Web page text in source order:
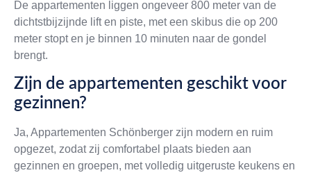
De appartementen liggen ongeveer 800 meter van de
dichtstbijzijnde lift en piste, met een skibus die op 200
meter stopt en je binnen 10 minuten naar de gondel
brengt.
Zijn de appartementen geschikt voor
gezinnen?
Ja, Appartementen Schönberger zijn modern en ruim
opgezet, zodat zij comfortabel plaats bieden aan
gezinnen en groepen, met volledig uitgeruste keukens en